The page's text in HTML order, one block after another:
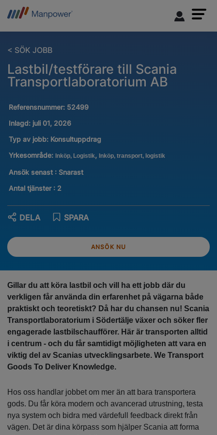
< SÖK JOBB
Lastbil/testförare till Scania
Transportlaboratorium AB
Referensnummer: 52499
Inlagd: juli 01, 2026
Typ av jobb: Konsultuppdrag
Yrkesområde: Inköp, Logistik, Inköp, transport, logistik
Ansök senast : Snarast
Antal tjänster : 2
ANSÖK NU
SPARA
DELA
Gillar du att köra lastbil och vill ha ett jobb där du
verkligen får använda din erfarenhet på vägarna både
praktiskt och teoretiskt? Då har du chansen nu! Scania
Transportlaboratorium i Södertälje växer och söker fler
engagerade lastbilschaufförer. Här är transporten alltid
i centrum - och du får samtidigt möjligheten att vara en
viktig del av Scanias utvecklingsarbete. We Transport
Goods To Deliver Knowledge.
Hos oss handlar jobbet om mer än att bara transportera
gods. Du får köra modern och avancerad utrustning, testa
nya system och bidra med värdefull feedback direkt från
vägen. Det är dina körpass som hjälper Scania att forma